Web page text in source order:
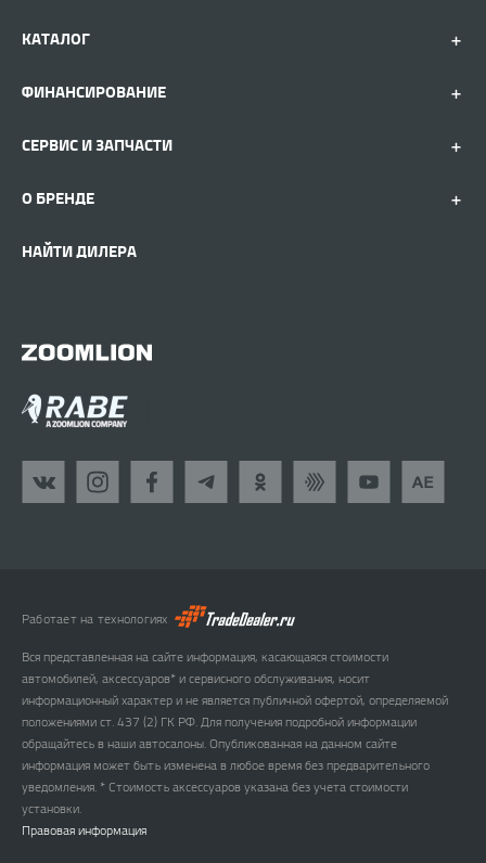
КАТАЛОГ
ФИНАНСИРОВАНИЕ
СЕРВИС И ЗАПЧАСТИ
О БРЕНДЕ
НАЙТИ ДИЛЕРА
Работает на технологиях
Вся представленная на сайте информация, касающаяся стоимости
автомобилей, аксессуаров* и сервисного обслуживания, носит
информационный характер и не является публичной офертой, определяемой
положениями ст. 437 (2) ГК РФ. Для получения подробной информации
обращайтесь в наши автосалоны. Опубликованная на данном сайте
информация может быть изменена в любое время без предварительного
уведомления. * Стоимость аксессуаров указана без учета стоимости
установки.
Правовая информация